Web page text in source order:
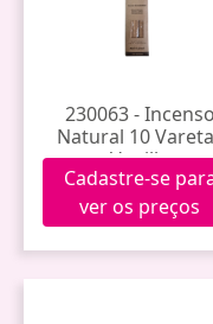
230063 - Incenso
Natural 10
Vanilla
Cadastre-se
ver os preços